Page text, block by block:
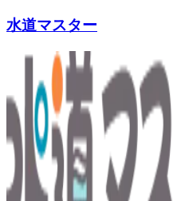
水道マスター